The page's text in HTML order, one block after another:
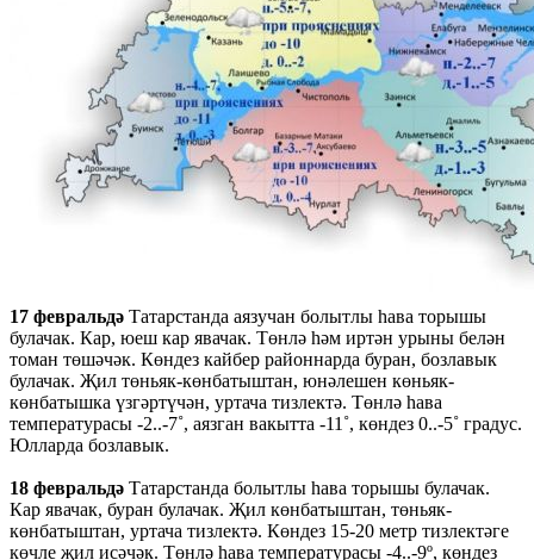
17 февральдә Татарстанда аязучан болытлы һава торышы
булачак. Кар, юеш кар явачак. Төнлә һәм иртән урыны белән
томан төшәчәк. Көндез кайбер районнарда буран, бозлавык
булачак. Җил төньяк-көнбатыштан, юнәлешен көньяк-
көнбатышка үзгәртүчән, уртача тизлектә. Төнлә һава
температурасы -2..-7˚, аязган вакытта -11˚, көндез 0..-5˚ градус.
Юлларда бозлавык.
18 февральдә Татарстанда болытлы һава торышы булачак.
Кар явачак, буран булачак. Җил көнбатыштан, төньяк-
көнбатыштан, уртача тизлектә. Көндез 15-20 метр тизлектәге
көчле җил исәчәк. Төнлә һава температурасы -4..-9º, көндез